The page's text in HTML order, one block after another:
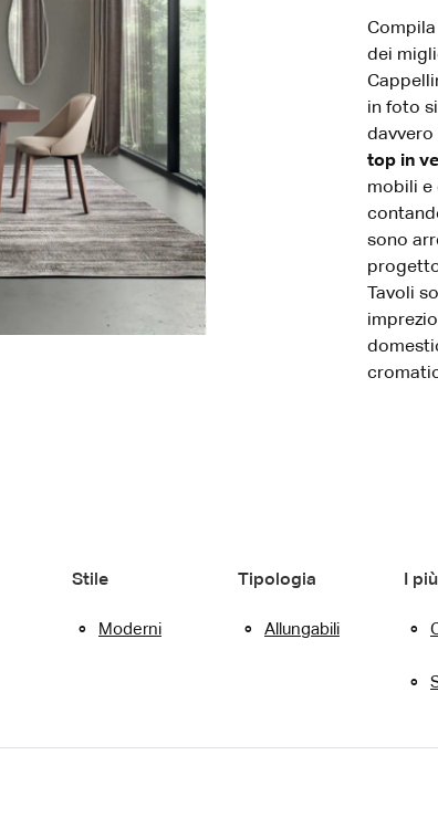
dei
in foto
davvero
top in
mobili e
sono
Tavoli
Stile
Moderni
Tipologia
Allungabili
I